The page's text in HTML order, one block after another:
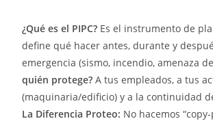
¿Qué es el PIPC? Es el instrumento de
define qué hacer antes, durante y
emergencia (sismo, incendio, amenaza
quién protege? A tus empleados, a tus
(maquinaria/edificio) y a la continuidad
La Diferencia Proteo: No hacemos “copy-